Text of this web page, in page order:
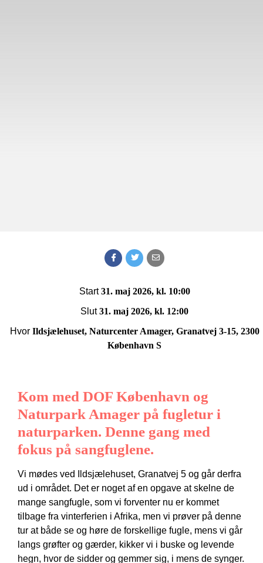
Kom med DOF København og
Naturpark Amager på fugletur i
naturparken. Denne gang med
fokus på sangfuglene.
Vi mødes ved Ildsjælehuset, Granatvej 5 og går derfra
ud i området. Det er noget af en opgave at skelne de
mange sangfugle, som vi forventer nu er kommet
tilbage fra vinterferien i Afrika, men vi prøver på denne
tur at både se og høre de forskellige fugle, mens vi går
langs grøfter og gærder, kikker vi i buske og levende
hegn, hvor de sidder og gemmer sig, i mens de synger.
Start31. maj 2026, kl. 10:00
Slut31. maj 2026, kl. 12:00
HvorIldsjælehuset, Naturcenter Amager, Granatvej 3-15, 2300
København S